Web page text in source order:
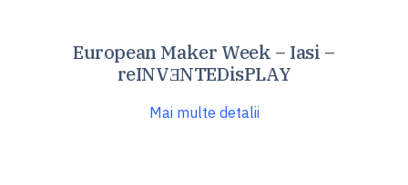
European Maker Week – Iasi –
reINVƎNTEDisPLAY
Mai multe detalii